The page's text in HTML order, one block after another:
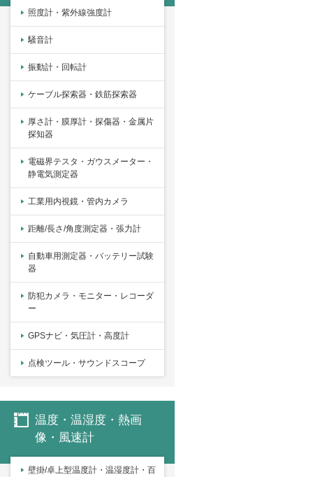
照度計・紫外線強度計
騒音計
振動計・回転計
ケーブル探索器・鉄筋探索器
厚さ計・膜厚計・探傷器・金属片
探知器
電磁界テスタ・ガウスメーター・
静電気測定器
工業用内視鏡・管内カメラ
距離/長さ/角度測定器・張力計
自動車用測定器・バッテリー試験
器
防犯カメラ・モニター・レコーダ
ー
GPSナビ・気圧計・高度計
点検ツール・サウンドスコープ
温度・温湿度・熱画
像・風速計
壁掛/卓上型温度計・温湿度計・百